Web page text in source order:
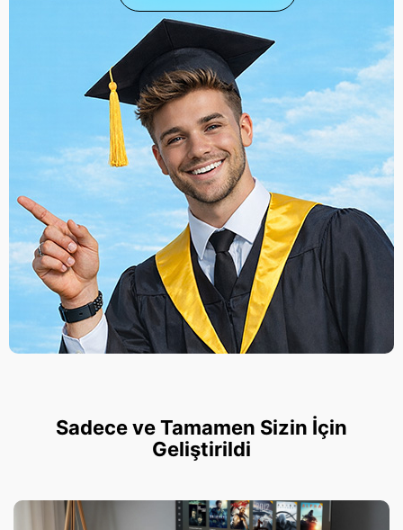
Sadece ve Tamamen Sizin İçin
Geliştirildi